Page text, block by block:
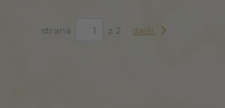
strana z 2 další